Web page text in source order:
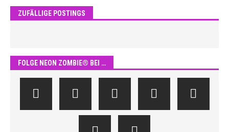
ZUFÄLLIGE POSTINGS
FOLGE NEON ZOMBIE® BEI …